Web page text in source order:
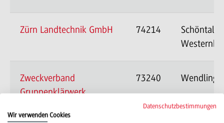
Zürn Landtechnik GmbH 74214
Schöntal-
Zweckverband
Gruppenklärwerk
73240
Datenschutzbestimmungen
Wir verwenden Cookies